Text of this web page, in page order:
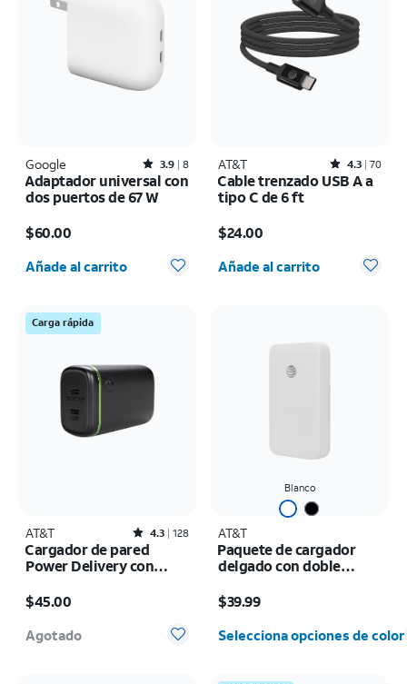
Google Rated3.9out of 5 stars with8reviews
3.9 8
Adaptador universal con
dos puertos de 67 W
$60.00
Cantidad seleccionada: 0
Añade al carrito
AT&T Rated4.3out of 5 stars with70reviews
4.3 70
Cable trenzado USB A a
tipo C de 6 ft
$24.00
Cantidad seleccionada: 0
Añade al carrito
Carga rápida
AT&T Rated4.3out of 5 stars with128reviews
4.3 128
Cargador de pared
Power Delivery con
(USB-C + USB-C)
$45.00
Agotado
Blanco
AT&T
Paquete de cargador
delgado con doble
trenzado de 6 ft
$39.99
Selecciona opciones de color